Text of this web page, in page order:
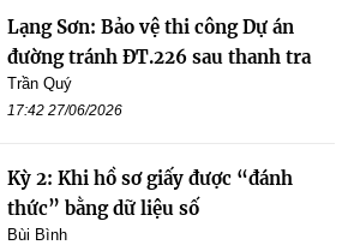
Lạng Sơn: Bảo vệ thi công Dự án
đường tránh ĐT.226 sau thanh tra
Trần Quý
17:42 27/06/2026
Kỳ 2: Khi hồ sơ giấy được “đánh
thức” bằng dữ liệu số
Bùi Bình